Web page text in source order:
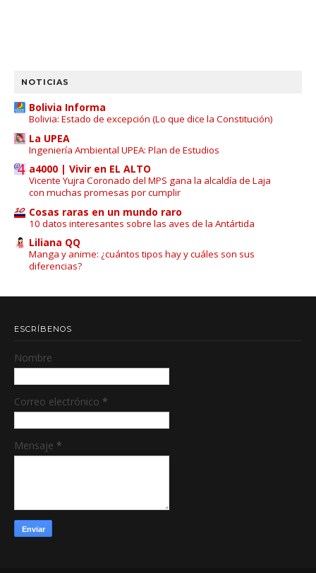
NOTICIAS
Bolivia Informa
Bolivia: Estado de excepción (Lo que dice la Constitución)
La UPEA
Ingeniería Ambiental UPEA: Plan de Estudios
a4000 | Vivir en EL ALTO
Vicente Yujra Coronado del MPS gana la alcaldía de Laja
con muchas promesas por cumplir
Cosas raras en un mundo raro
10 datos interesantes sobre las aves de la Antártida
Liliana QQ
Manga y anime: ¿cuántos tipos hay y cuáles son sus
diferencias?
ESCRÍBENOS
Nombre
Correo electrónico *
Mensaje *